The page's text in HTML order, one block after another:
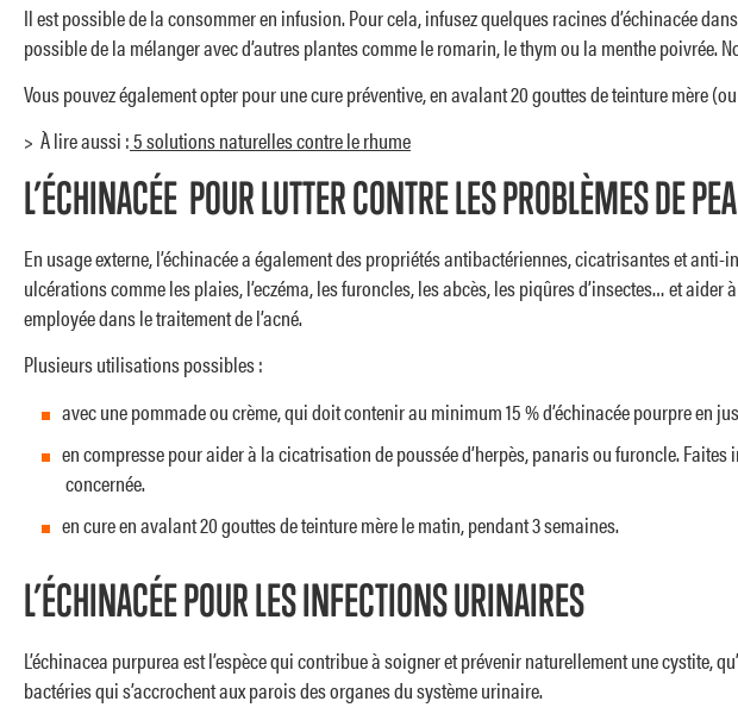
Il est possible de la consommer en infusion. Pour cela, infusez quelques racines d’échinacée
possible de la mélanger avec d’autres plantes comme le romarin, le thym ou la menthe
Vous pouvez également opter pour une cure préventive, en avalant 20 gouttes de teinture mère
> À lire aussi :5 solutions naturelles contre le rhume
L’ÉCHINACÉE POUR LUTTER CONTRE LES PROBLÈMES DE
En usage externe, l’échinacée a également des propriétés antibactériennes, cicatrisantes et
ulcérations comme les plaies, l’eczéma, les furoncles, les abcès, les piqûres d’insectes… et
employée dans le traitement de l’acné.
Plusieurs utilisations possibles :
avec une pommade ou crème, qui doit contenir au minimum 15 % d’échinacée pourpre en
en compresse pour aider à la cicatrisation de poussée d’herpès, panaris ou furoncle.
concernée.
en cure en avalant 20 gouttes de teinture mère le matin, pendant 3 semaines.
L’ÉCHINACÉE POUR LES INFECTIONS URINAIRES
L’échinacea purpurea est l’espèce qui contribue à soigner et prévenir naturellement une
bactéries qui s’accrochent aux parois des organes du système urinaire.